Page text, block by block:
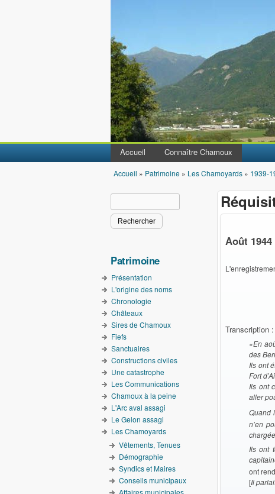
Accueil Connaître Chamoux
Vous êtes ici
Accueil » Patrimoine » Les Chamoyards » 1939-
Août
Transcription :
«En
des
Ils ont
Fort
Ils ont
aller
Quand
n’en
Ils ont
ont
[Il
Formulaire de recherche
Patrimoine
Présentation
L'origine des noms
Chronologie
Châteaux
Sires de Chamoux
Fiefs
Sanctuaires
Constructions civiles
Une catastrophe
Les Communications
Chamoux à la peine
L'Arc aval assagi
Le Gelon assagi
Les Chamoyards
Vêtements, Tenues
Démographie
Syndics et Maires
Conseils municipaux
Affaires municipales